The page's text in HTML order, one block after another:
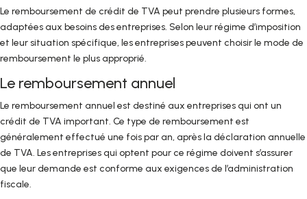
Le remboursement de crédit de TVA peut prendre plusieurs formes,
adaptées aux besoins des entreprises. Selon leur régime d’imposition
et leur situation spécifique, les entreprises peuvent choisir le mode de
remboursement le plus approprié.
Le remboursement annuel
Le remboursement annuel est destiné aux entreprises qui ont un
crédit de TVA important. Ce type de remboursement est
généralement effectué une fois par an, après la déclaration annuelle
de TVA. Les entreprises qui optent pour ce régime doivent s’assurer
que leur demande est conforme aux exigences de l’administration
fiscale.